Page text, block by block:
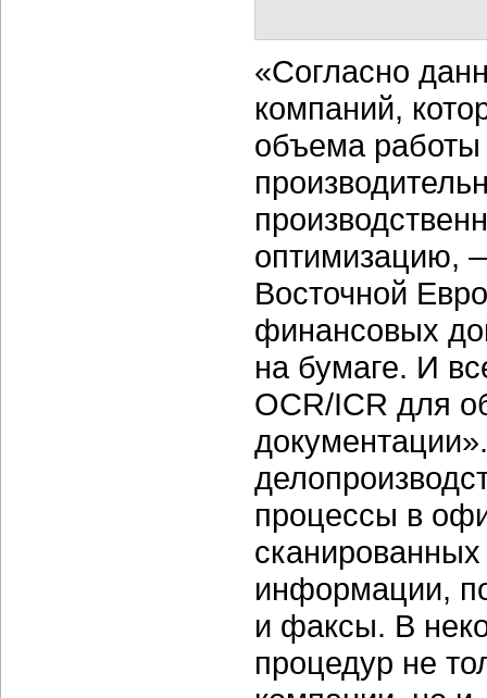
«Согласно
компаний,
объема
оптимизацию,
Восточной
финансовых
на бумаге. И
OCR/ICR для
процессы в
информации,
и факсы. В
процедур не